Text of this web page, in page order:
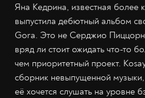
Яна Кедрина, известная более
выпустила дебютный альбом
Gora. Это не Серджио
вряд ли стоит ожидать что-то
чем приоритетный проект.
сборник невыпущенной
её хочется слушать на уровне